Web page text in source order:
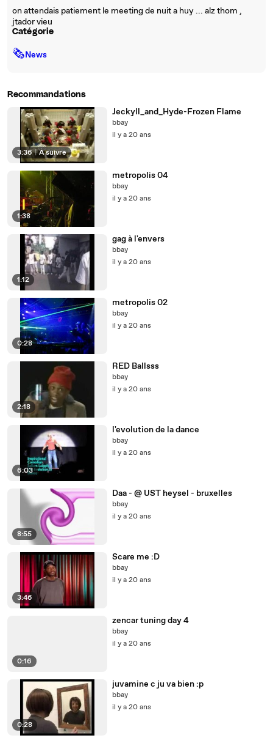
on attendais patiement le meeting de nuit a huy ... alz thom ,
jtador vieu
Catégorie
🗞News
Recommandations
3:36 | À suivre
Jeckyll_and_Hyde-Frozen Flame
bbay
il y a 20 ans
1:38
metropolis 04
bbay
il y a 20 ans
1:12
gag à l'envers
bbay
il y a 20 ans
0:28
metropolis 02
bbay
il y a 20 ans
2:18
RED Ballsss
bbay
il y a 20 ans
6:03
l'evolution de la dance
bbay
il y a 20 ans
8:55
Daa - @ UST heysel - bruxelles
bbay
il y a 20 ans
3:46
Scare me :D
bbay
il y a 20 ans
0:16
zencar tuning day 4
bbay
il y a 20 ans
0:28
juvamine c ju va bien :p
bbay
il y a 20 ans